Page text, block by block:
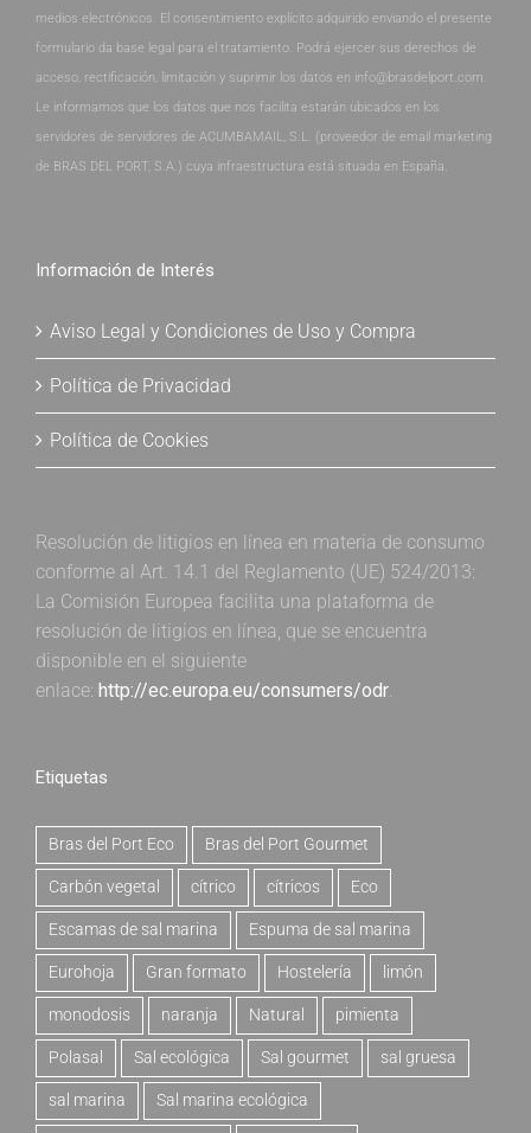
medios electrónicos. El consentimiento explícito adquirido enviando el presente
formulario da base legal para el tratamiento. Podrá ejercer sus derechos de
acceso, rectificación, limitación y suprimir los datos en info@brasdelport.com.
Le informamos que los datos que nos facilita estarán ubicados en los
servidores de servidores de ACUMBAMAIL, S.L. (proveedor de email marketing
de BRAS DEL PORT, S.A.) cuya infraestructura está situada en España.
Información de Interés
Aviso Legal y Condiciones de Uso y Compra
Política de Privacidad
Política de Cookies
Resolución de litigios en línea en materia de consumo
conforme al Art. 14.1 del Reglamento (UE) 524/2013:
La Comisión Europea facilita una plataforma de
resolución de litigios en línea, que se encuentra
disponible en el siguiente
enlace: http://ec.europa.eu/consumers/odr.
Etiquetas
Bras del Port Eco Bras del Port Gourmet
Carbón vegetal cítrico cítricos Eco
Escamas de sal marina Espuma de sal marina
Eurohoja Gran formato Hostelería limón
monodosis naranja Natural pimienta
Polasal Sal ecológica Sal gourmet sal gruesa
sal marina Sal marina ecológica